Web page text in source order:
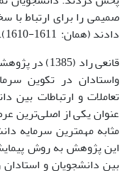
صمیمی را برای ارتباط با
دادند (همان: 1611-1610).
قانعی راد
واستادان در تکوین
تعاملات و ارتباطات بین
عنوان یکی از اصلی‌ترین
مثابه مهمترین سرمایه
این پژوهش به روش
بین دانشجویان و